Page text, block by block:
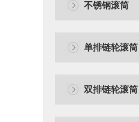
不锈钢滚筒
单排链轮滚筒
双排链轮滚筒